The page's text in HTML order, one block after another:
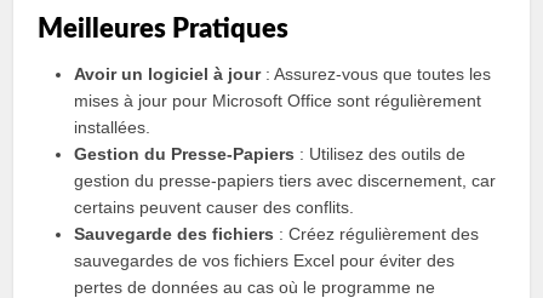
Meilleures Pratiques
Avoir un logiciel à jour: Assurez-vous que toutes les
mises à jour pour Microsoft Office sont régulièrement
installées.
Gestion du Presse-Papiers : Utilisez des outils de
gestion du presse-papiers tiers avec discernement, car
certains peuvent causer des conflits.
Sauvegarde des fichiers : Créez régulièrement des
sauvegardes de vos fichiers Excel pour éviter des
pertes de données au cas où le programme ne